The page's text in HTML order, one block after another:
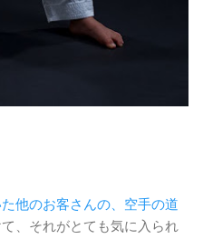
他のお客さんの、空手の道
、それがとても気に入られ